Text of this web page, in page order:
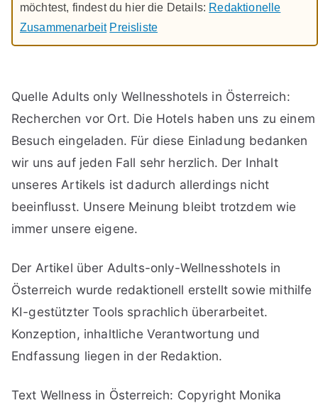
möchtest, findest du hier die Details: Redaktionelle
Zusammenarbeit Preisliste
Quelle Adults only Wellnesshotels in Österreich:
Recherchen vor Ort. Die Hotels haben uns zu einem
Besuch eingeladen. Für diese Einladung bedanken
wir uns auf jeden Fall sehr herzlich. Der Inhalt
unseres Artikels ist dadurch allerdings nicht
beeinflusst. Unsere Meinung bleibt trotzdem wie
immer unsere eigene.
Der Artikel über Adults-only-Wellnesshotels in
Österreich wurde redaktionell erstellt sowie mithilfe
KI-gestützter Tools sprachlich überarbeitet.
Konzeption, inhaltliche Verantwortung und
Endfassung liegen in der Redaktion.
Text Wellness in Österreich: Copyright Monika